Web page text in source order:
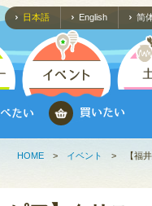
日本語 English 简
HOME > イベント > 【福